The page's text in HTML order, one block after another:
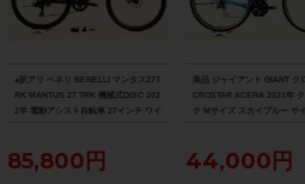
●訳アリ ベネリ BENELLI マンタス27T
RK MANTUS 27 TRK 機械式DISC 202
2年 電動アシスト自転車 27インチ ワイ
85,800円
美品 ジャイアント GIANT ク
CROSTAR ACERA 2021年
ク Mサイズ スカイブルー サ
44,000円